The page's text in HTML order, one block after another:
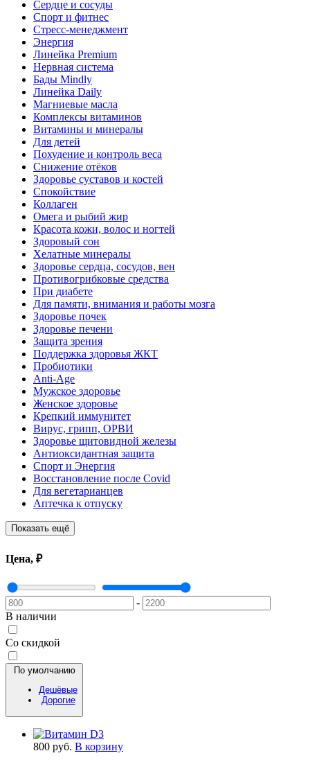
Сердце и сосуды
Спорт и фитнес
Стресс-менеджмент
Энергия
Линейка Premium
Нервная система
Бады Mindly
Линейка Daily
Магниевые масла
Комплексы витаминов
Витамины и минералы
Для детей
Похудение и контроль веса
Снижение отёков
Здоровье суставов и костей
Спокойствие
Коллаген
Омега и рыбий жир
Красота кожи, волос и ногтей
Здоровый сон
Хелатные минералы
Здоровье сердца, сосудов, вен
Противогрибковые средства
При диабете
Для памяти, внимания и работы мозга
Здоровье почек
Здоровье печени
Защита зрения
Поддержка здоровья ЖКТ
Пробиотики
Anti-Age
Мужское здоровье
Женское здоровье
Крепкий иммунитет
Вирус, грипп, ОРВИ
Здоровье щитовидной железы
Антиоксидантная защита
Спорт и Энергия
Восстановление после Covid
Для вегетарианцев
Аптечка к отпуску
Показать ещё
Цена, ₽
-
В наличии
Со скидкой
По умолчанию
Дешёвые
Дорогие
800 руб. В корзину